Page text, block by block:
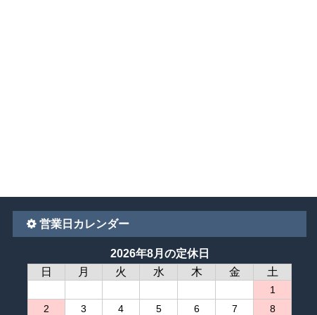
営業日カレンダー
2026年8月の定休日
日
月 火 水 木 金 土
1
2
3 4 5 6 7 8